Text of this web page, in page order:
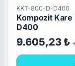
KKT-800-D-D400
Kompozit Kare
D400
9.605,23 ₺